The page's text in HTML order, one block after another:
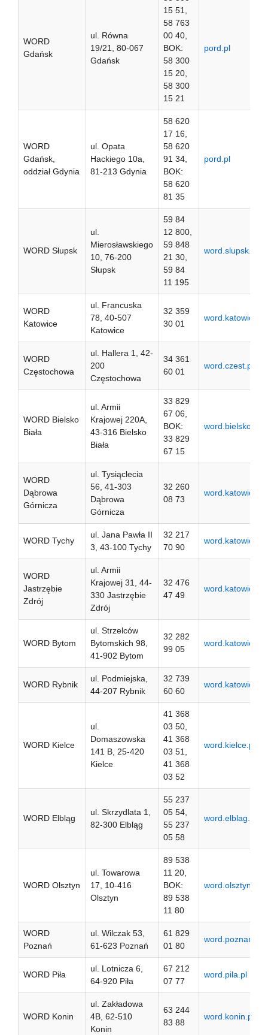
WORD
Gdańsk
ul. Równa
19/21, 80-067
Gdańsk
15 51,
58 763
00 40,
BOK:
58 300
15 20,
58 300
15 21
pord.pl
WORD
Gdańsk,
oddział Gdynia
ul. Opata
Hackiego 10a,
81-213 Gdynia
58 620
17 16,
58 620
91 34,
BOK:
58 620
81 35
pord.pl
WORD Słupsk
ul.
Mierosławskiego
10, 76-200
Słupsk
59 84
12 800,
59 848
21 30,
59 84
11 195
word.slupsk.pl
WORD
Katowice
ul. Francuska
78, 40-507
Katowice
32 359
30 01
word.katowice.pl
WORD
Częstochowa
ul. Hallera 1, 42-
200
Częstochowa
34 361
60 01
word.czest.pl
WORD Bielsko
Biała
ul. Armii
Krajowej 220A,
43-316 Bielsko
Biała
33 829
67 06,
BOK:
33 829
67 15
word.bielsko.pl
WORD
Dąbrowa
Górnicza
ul. Tysiąclecia
56, 41-303
Dąbrowa
Górnicza
32 260
08 73
word.katowice.pl
WORD Tychy
ul. Jana Pawła II
3, 43-100 Tychy
32 217
70 90
word.katowice.pl
WORD
Jastrzębie
Zdrój
ul. Armii
Krajowej 31, 44-
330 Jastrzębie
Zdrój
32 476
47 49
word.katowice.pl
WORD Bytom
ul. Strzelców
Bytomskich 98,
41-902 Bytom
32 282
99 05
word.katowice.pl
WORD Rybnik
ul. Podmiejska,
44-207 Rybnik
32 739
60 60
word.katowice.pl
WORD Kielce
ul.
Domaszowska
141 B, 25-420
Kielce
41 368
03 50,
41 368
03 51,
41 368
03 52
word.kielce.pl
WORD Elbląg
ul. Skrzydlata 1,
82-300 Elbląg
55 237
05 54,
55 237
05 58
word.elblag.pl
WORD Olsztyn
ul. Towarowa
17, 10-416
Olsztyn
89 538
11 20,
BOK:
89 538
11 80
word.olsztyn.pl
WORD
Poznań
ul. Wilczak 53,
61-623 Poznań
61 829
01 80
word.poznan.pl
WORD Piła
ul. Lotnicza 6,
64-920 Piła
67 212
07 77
word.pila.pl
WORD Konin
ul. Zakładowa
4B, 62-510
Konin
63 244
83 88
word.konin.pl